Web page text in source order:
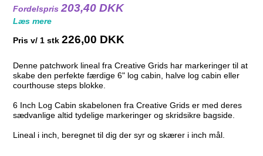
Fordelspris203,40 DKK
Læs mere
Pris v/ 1 stk 226,00 DKK
Denne patchwork lineal fra Creative Grids har markeringer til at
skabe den perfekte færdige 6" log cabin, halve log cabin eller
courthouse steps blokke.
6 Inch Log Cabin skabelonen fra Creative Grids er med deres
sædvanlige altid tydelige markeringer og skridsikre bagside.
Lineal i inch, beregnet til dig der syr og skærer i inch mål.